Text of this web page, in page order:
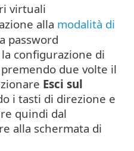
virtuali
alla modalità di
password
configurazione di
due volte il
Esci sul
i tasti di direzione e
quindi dal
alla schermata di